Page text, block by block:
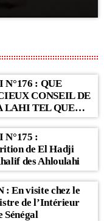
N°176 : QUE
CONSEIL DE
LAHI TEL QUE
SERIGNE
N°175 :
de El Hadji
des Ahloulahi
En visite chez le
de l’Intérieur
Sénégal